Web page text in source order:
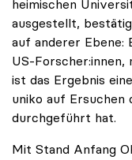
heimischen
ausgestellt,
auf anderer
US-Forscher:innen,
ist das Ergebnis
uniko auf Ersuchen
durchgeführt hat.
Mit Stand Anfang